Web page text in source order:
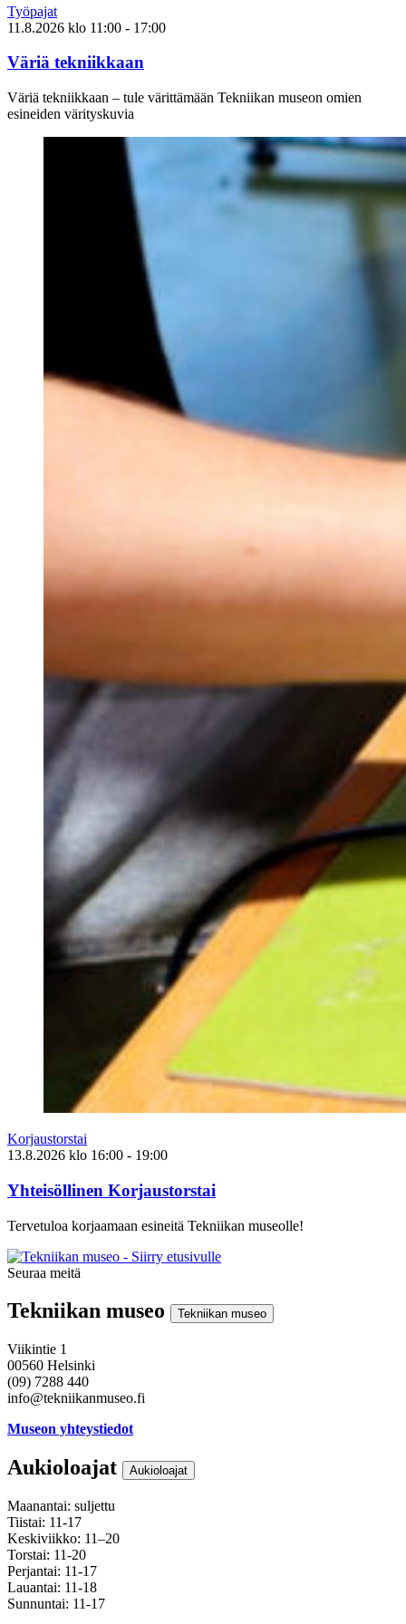
Työpajat
11.8.2026 klo 11:00 - 17:00
Väriä tekniikkaan
Väriä tekniikkaan – tule värittämään Tekniikan museon omien
esineiden värityskuvia
Korjaustorstai
13.8.2026 klo 16:00 - 19:00
Yhteisöllinen Korjaustorstai
Tervetuloa korjaamaan esineitä Tekniikan museolle!
Seuraa meitä
Tekniikan museo Tekniikan museo
Viikintie 1
00560 Helsinki
(09) 7288 440
info@tekniikanmuseo.fi
Museon yhteystiedot
Aukioloajat Aukioloajat
Maanantai: suljettu
Tiistai: 11-17
Keskiviikko: 11–20
Torstai: 11-20
Perjantai: 11-17
Lauantai: 11-18
Sunnuntai: 11-17